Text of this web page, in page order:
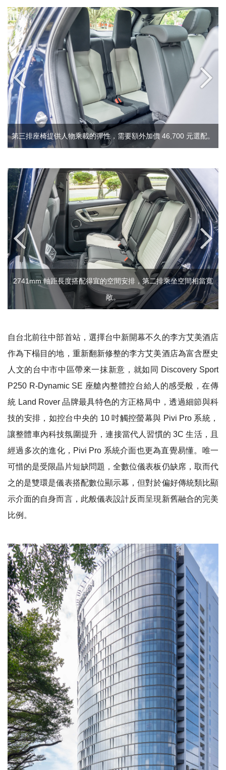
第三排座椅提供人物乘載的彈性，需要額外加價 46,700 元選配。
2741mm 軸距長度搭配得宜的空間安排，第二排乘坐空間相當寬
敞。
自台北前往中部首站，選擇台中新開幕不久的李方艾美酒店
作為下榻目的地，重新翻新修整的李方艾美酒店為富含歷史
人文的台中市中區帶來一抹新意，就如同 Discovery Sport
P250 R-Dynamic SE 座艙內整體控台給人的感受般，在傳
統 Land Rover品牌最具特色的方正格局中，透過細節與科
技的安排，如控台中央的 10 吋觸控螢幕與 Pivi Pro 系統，
讓整體車內科技氛圍提升，連接當代人習慣的3C生活，且
經過多次的進化， Pivi Pro 系統介面也更為直覺易懂。唯一
可惜的是受限晶片短缺問題，全數位儀表板仍缺席，取而代
之的是雙環是儀表搭配數位顯示幕，但對於偏好傳統類比顯
示介面的自身而言，此般儀表設計反而呈現新舊融合的完美
比例。